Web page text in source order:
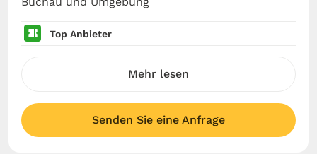
Top Anbieter
Mehr lesen
Senden Sie eine Anfrage